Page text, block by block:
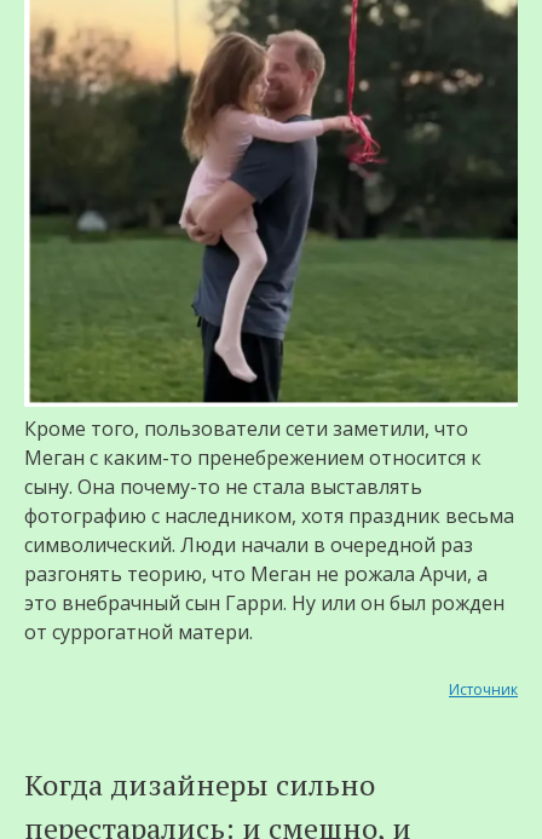
Кроме того, пользователи сети заметили, что
Меган с каким-то пренебрежением относится к
сыну. Она почему-то не стала выставлять
фотографию с наследником, хотя праздник весьма
символический. Люди начали в очередной раз
разгонять теорию, что Меган не рожала Арчи, а
это внебрачный сын Гарри. Ну или он был рожден
от суррогатной матери.
Источник
Когда дизайнеры сильно
перестарались: и смешно, и